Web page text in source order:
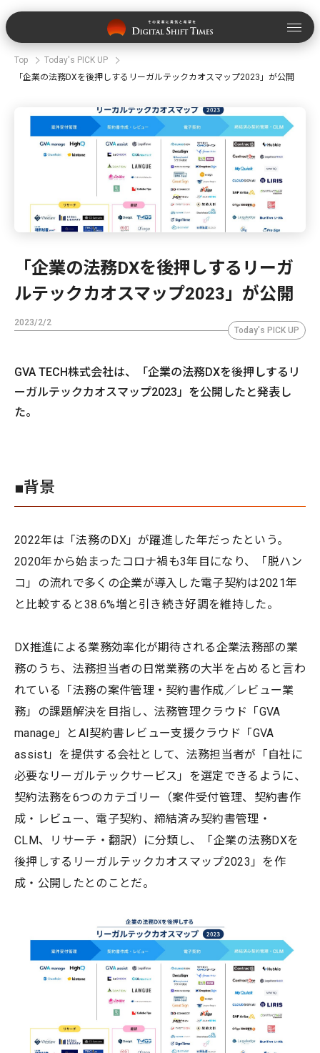
Top
Today's PICK UP
「企業の法務DXを後押しするリーガルテックカオスマップ2023」が公開
「企業の法務DXを後押しするリーガ
ルテックカオスマップ2023」が公開
2023/2/2
Today's PICK UP
GVA TECH株式会社は、「企業の法務DXを後押しするリ
ーガルテックカオスマップ2023」を公開したと発表し
た。
■背景
2022年は「法務のDX」が躍進した年だったという。
2020年から始まったコロナ禍も3年目になり、「脱ハン
コ」の流れで多くの企業が導入した電子契約は2021年
と比較すると38.6%増と引き続き好調を維持した。
DX推進による業務効率化が期待される企業法務部の業
務のうち、法務担当者の日常業務の大半を占めると言わ
れている「法務の案件管理・契約書作成／レビュー業
務」の課題解決を目指し、法務管理クラウド「GVA
manage」とAI契約書レビュー支援クラウド「GVA
assist」を提供する会社として、法務担当者が「自社に
必要なリーガルテックサービス」を選定できるように、
契約法務を6つのカテゴリー（案件受付管理、契約書作
成・レビュー、電子契約、締結済み契約書管理・
CLM、リサーチ・翻訳）に分類し、「企業の法務DXを
後押しするリーガルテックカオスマップ2023」を作
成・公開したとのことだ。